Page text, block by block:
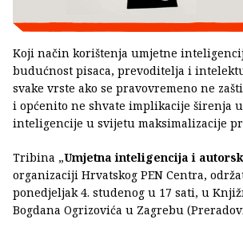
Koji način korištenja umjetne
budućnost pisaca, prevoditelja i
svake vrste ako se pravovremeno ne
i općenito ne shvate implikacije širenja
inteligencije u svijetu maksimalizacije
Tribina „Umjetna inteligencija i
organizaciji Hrvatskog PEN Centra,
ponedjeljak 4. studenog u 17 sati, u
Bogdana Ogrizovića u Zagrebu